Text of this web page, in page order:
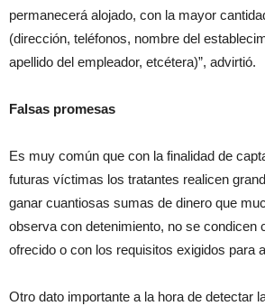
permanecerá alojado, con la mayor
(dirección, teléfonos, nombre del
apellido del empleador, etcétera)”, advirtió.
Falsas promesas
Es muy común que con la finalidad de
futuras víctimas los tratantes realicen
ganar cuantiosas sumas de dinero que
observa con detenimiento, no se condicen
ofrecido o con los requisitos exigidos para
Otro dato importante a la hora de detectar